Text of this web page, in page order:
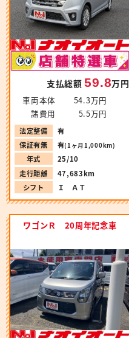
支払総額59.8万円
車両本体
54.3万円
諸費用
5.5万円
法定整備
有
保証有無
有(1ヶ月1,000km)
年式
25/10
走行距離
47,683km
シフト
Ｉ ＡＴ
ワゴンＲ 20周年記念車